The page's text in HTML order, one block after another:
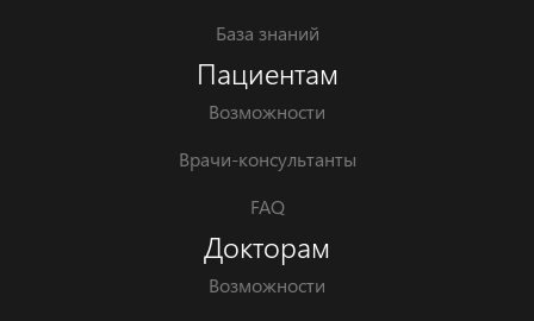
База знаний
Пациентам
Возможности
Врачи-консультанты
FAQ
Докторам
Возможности